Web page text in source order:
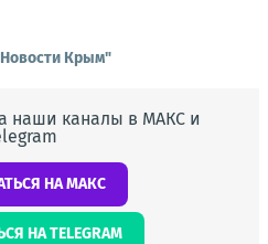
Крым"
наши каналы в МАКС и
НА МАКС
НА TELEGRAM